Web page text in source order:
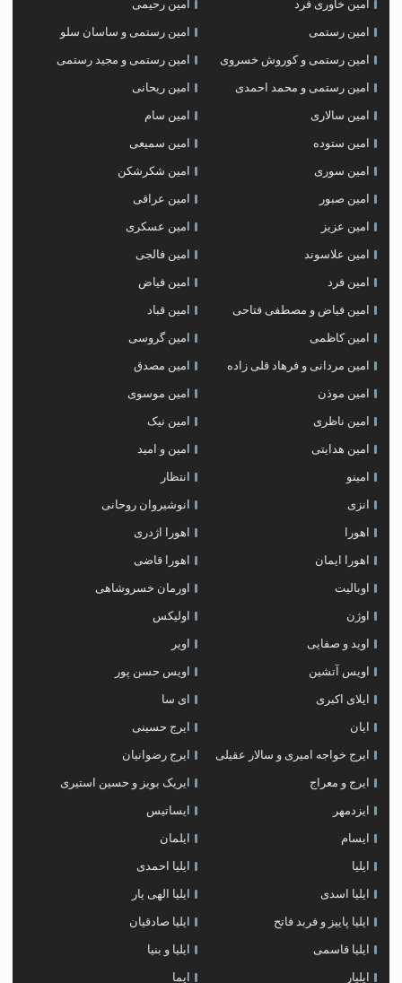
امین خاوری فرد امین رحیمی
امین رستمی امین رستمی و ساسان سلو
امین رستمی و کوروش خسروی امین رستمی و مجید رستمی
امین رستمی و محمد احمدی امین ریحانی
امین سالاری امین سام
امین ستوده امین سمیعی
امین سوری امین شکرشکن
امین صبور امین عراقی
امین عزیز امین عسکری
امین علاسوند امین فالجی
امین فرد امین فیاض
امین فیاض و مصطفی فتاحی امین قباد
امین کاظمی امین گروسی
امین مردانی و فرهاد قلی زاده امین مصدق
امین موذن امین موسوی
امین ناظری امین نیک
امین هدایتی امین و امید
امینو انتظار
انزی انوشیروان روحانی
اهورا اهورا اژدری
اهورا ایمان اهورا قاضی
اوبالیت اورمان خسروشاهی
اوژن اولیکس
اوید و صفایی اویر
اویس آتشین اویس حسن پور
ايلاى اكبرى ای سا
ایان ایرج حسینی
ایرج خواجه امیری و سالار عقیلی ایرج رضوانیان
ایرج و معراج ایریک بویز و حسین استیری
ایزدمهر ایساتیس
ایسام ایلمان
ایلیا ایلیا احمدی
ایلیا اسدی ایلیا الهی یار
ایلیا پاییز و فربد فاتح ایلیا صادقیان
ایلیا قاسمی ایلیا و بنیا
ایلیار ایما